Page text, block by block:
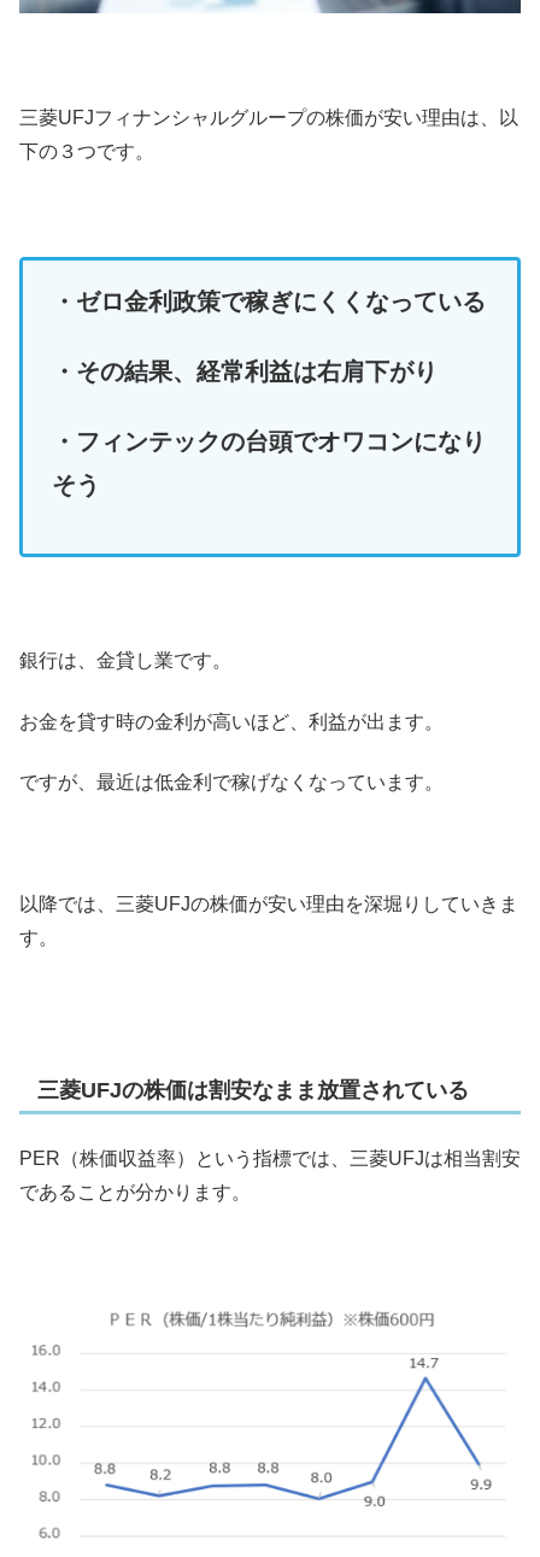
三菱UFJフィナンシャルグループの株価が安い理由は、以
下の３つです。
・ゼロ金利政策で稼ぎにくくなっている
・その結果、経常利益は右肩下がり
・フィンテックの台頭でオワコンになり
そう
銀行は、金貸し業です。
お金を貸す時の金利が高いほど、利益が出ます。
ですが、最近は低金利で稼げなくなっています。
以降では、三菱UFJの株価が安い理由を深堀りしていきま
す。
三菱UFJの株価は割安なまま放置されている
PER（株価収益率）という指標では、三菱UFJは相当割安
であることが分かります。